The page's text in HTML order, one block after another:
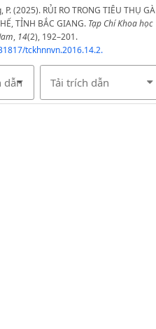
(2025). RỦI RO TRONG TIÊU THỤ GÀ
TỈNH BẮC GIANG. Tạp Chí Khoa học
, 14(2), 192–201.
tckhnnvn.2016.14.2.
dẫn Tải trích dẫn